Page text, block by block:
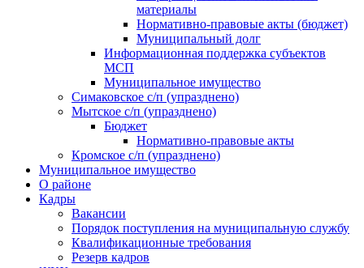
материалы
Нормативно-правовые акты (бюджет)
Муниципальный долг
Информационная поддержка субъектов
МСП
Муниципальное имущество
Симаковское с/п (упразднено)
Мытское с/п (упразднено)
Бюджет
Нормативно-правовые акты
Кромское с/п (упразднено)
Муниципальное имущество
О районе
Кадры
Вакансии
Порядок поступления на муниципальную службу
Квалификационные требования
Резерв кадров